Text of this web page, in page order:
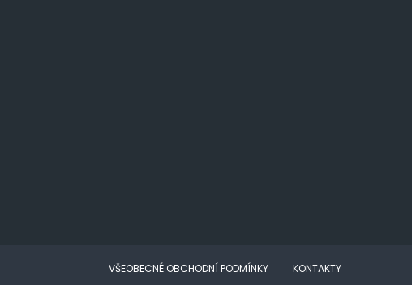
VŠEOBECNÉ OBCHODNÍ PODMÍNKY KONTAKTY